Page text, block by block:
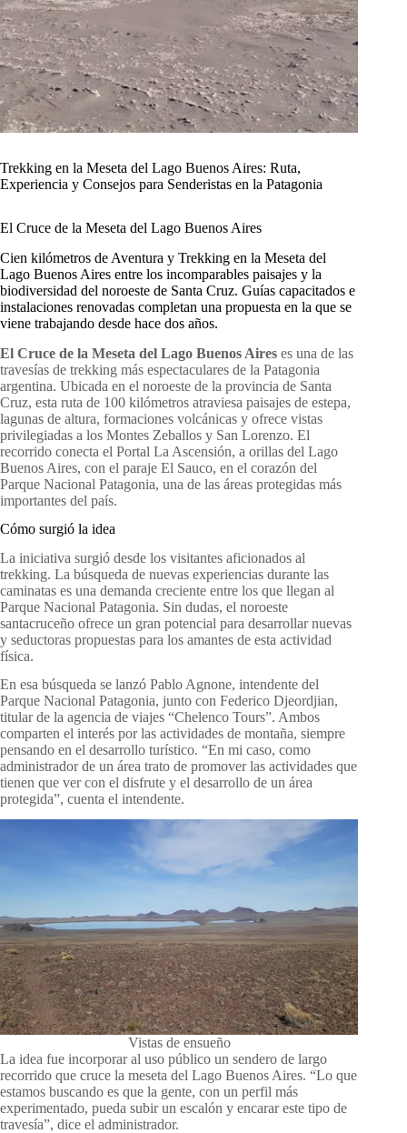
Trekking en la Meseta del Lago Buenos Aires: Ruta,
Experiencia y Consejos para Senderistas en la Patagonia
El Cruce de la Meseta del Lago Buenos Aires
Cien kilómetros de Aventura y Trekking en la Meseta del
Lago Buenos Aires entre los incomparables paisajes y la
biodiversidad del noroeste de Santa Cruz. Guías capacitados e
instalaciones renovadas completan una propuesta en la que se
viene trabajando desde hace dos años.
El Cruce de la Meseta del Lago Buenos Aires es una de las
travesías de trekking más espectaculares de la Patagonia
argentina. Ubicada en el noroeste de la provincia de Santa
Cruz, esta ruta de 100 kilómetros atraviesa paisajes de estepa,
lagunas de altura, formaciones volcánicas y ofrece vistas
privilegiadas a los Montes Zeballos y San Lorenzo. El
recorrido conecta el Portal La Ascensión, a orillas del Lago
Buenos Aires, con el paraje El Sauco, en el corazón del
Parque Nacional Patagonia, una de las áreas protegidas más
importantes del país.
Cómo surgió la idea
La iniciativa surgió desde los visitantes aficionados al
trekking. La búsqueda de nuevas experiencias durante las
caminatas es una demanda creciente entre los que llegan al
Parque Nacional Patagonia. Sin dudas, el noroeste
santacruceño ofrece un gran potencial para desarrollar nuevas
y seductoras propuestas para los amantes de esta actividad
física.
En esa búsqueda se lanzó Pablo Agnone, intendente del
Parque Nacional Patagonia, junto con Federico Djeordjian,
titular de la agencia de viajes “Chelenco Tours”. Ambos
comparten el interés por las actividades de montaña, siempre
pensando en el desarrollo turístico. “En mi caso, como
administrador de un área trato de promover las actividades que
tienen que ver con el disfrute y el desarrollo de un área
protegida”, cuenta el intendente.
Vistas de ensueño
La idea fue incorporar al uso público un sendero de largo
recorrido que cruce la meseta del Lago Buenos Aires. “Lo que
estamos buscando es que la gente, con un perfil más
experimentado, pueda subir un escalón y encarar este tipo de
travesía”, dice el administrador.